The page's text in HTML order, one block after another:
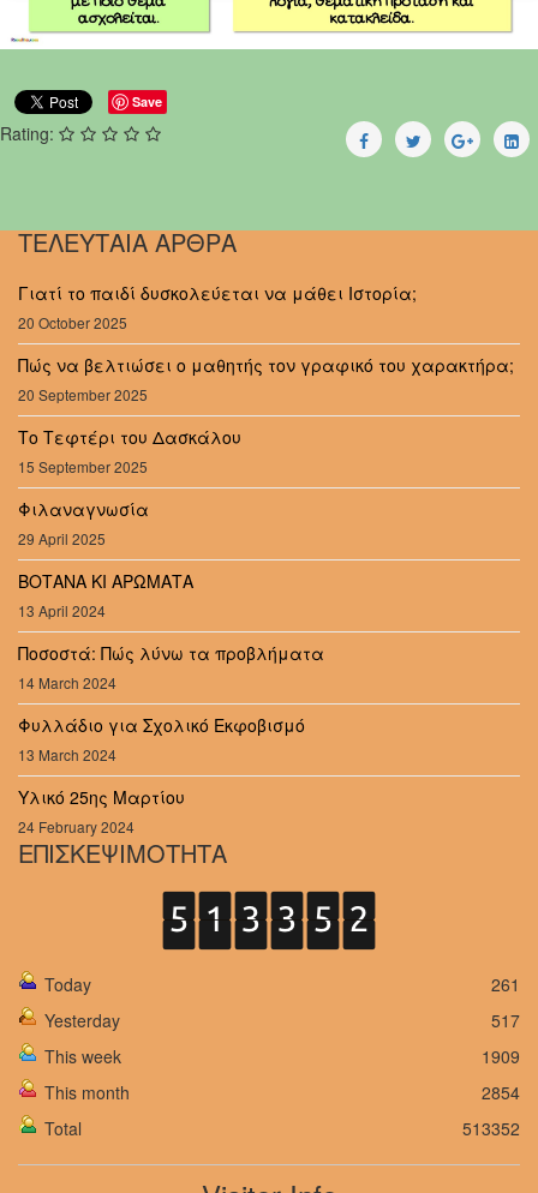
Save
Rating:
ΤΕΛΕΥΤΑΙΑ ΑΡΘΡΑ
Γιατί το παιδί δυσκολεύεται να μάθει Ιστορία;
20 October 2025
Πώς να βελτιώσει ο μαθητής τον γραφικό του χαρακτήρα;
20 September 2025
Το Τεφτέρι του Δασκάλου
15 September 2025
Φιλαναγνωσία
29 April 2025
ΒΟΤΑΝΑ ΚΙ ΑΡΩΜΑΤΑ
13 April 2024
Ποσοστά: Πώς λύνω τα προβλήματα
14 March 2024
Φυλλάδιο για Σχολικό Εκφοβισμό
13 March 2024
Υλικό 25ης Μαρτίου
24 February 2024
ΕΠΙΣΚΕΨΙΜΟΤΗΤΑ
Today
261
Yesterday
517
This week
1909
This month
2854
Total
513352